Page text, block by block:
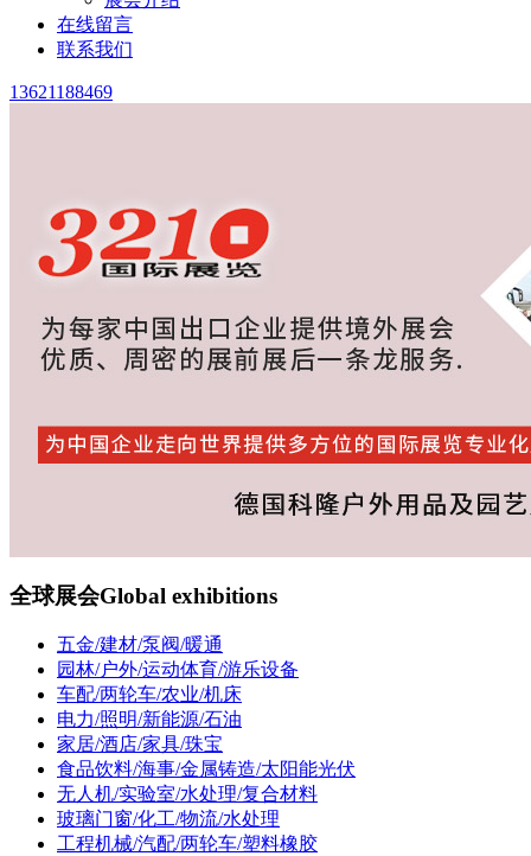
在线留言
联系我们
13621188469
全球展会Global exhibitions
五金/建材/泵阀/暖通
园林/户外/运动体育/游乐设备
车配/两轮车/农业/机床
电力/照明/新能源/石油
家居/酒店/家具/珠宝
食品饮料/海事/金属铸造/太阳能光伏
无人机/实验室/水处理/复合材料
玻璃门窗/化工/物流/水处理
工程机械/汽配/两轮车/塑料橡胶